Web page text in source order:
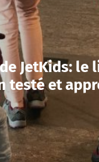
JetKids: le
testé et